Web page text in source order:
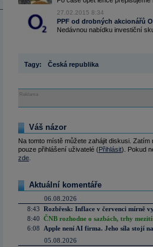
27.02.2015 8:34
PPF od drobných akcionářů
Nedávnou nabídku investiční
Tagy: Česká republika
Reklama
Váš názor
Na tomto místě můžete zahájit diskusi.
pouze přihlášení uživatelé (Přihlásit). Pokud
zde
Aktuální komentáře
06.08.2026
8:43 Rozbřesk: Inflace v červenci mírně
8:40 ČNB rozhodne o sazbách, trhy
6:08
Apple není AI firma. Jeho síla stojí
05.08.2026